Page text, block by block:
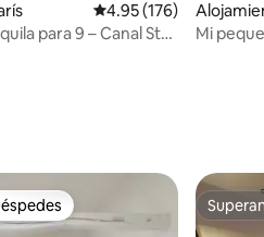
133 reseñasCalificación promedio:
4.95 (176)
para 9 – Canal St-
Mi